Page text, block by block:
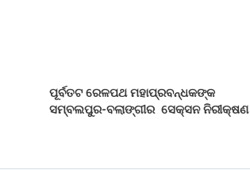
ପୂର୍ବତଟ ରେଳପଥ ମହାପ୍ରବନ୍ଧକଙ୍କ
ସମ୍ବଲପୁର-ବଲାଙ୍ଗୀର ସେକ୍ସନ ନିରୀକ୍ଷଣ